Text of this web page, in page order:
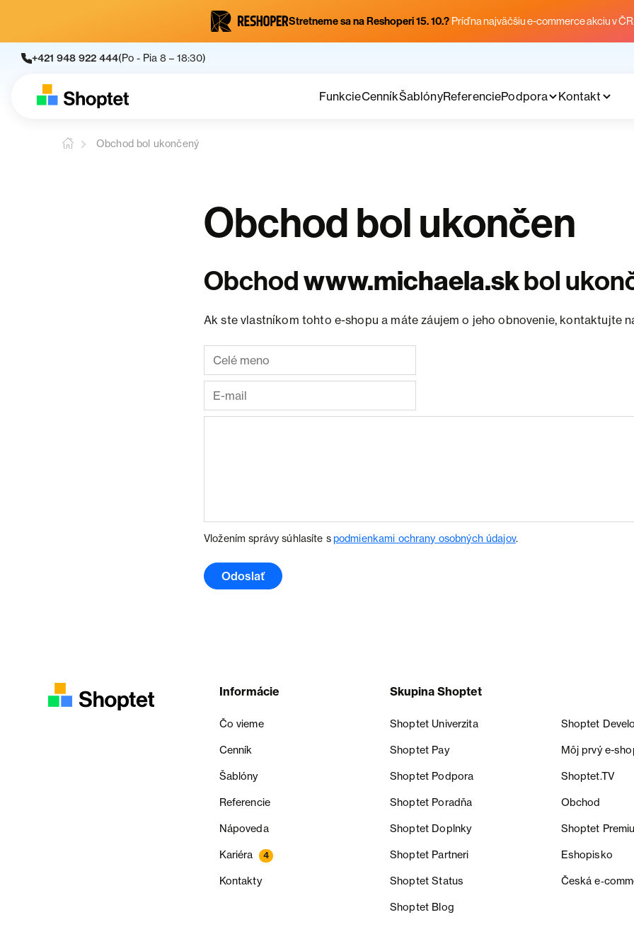
Stretneme sa na Reshoperi 15. 10.? Príď na najväčšiu e-commerce akciu v
+421 948 922 444(Po - Pia 8 – 18:30)
FunkcieCenníkŠablónyReferenciePodpora Kontakt
Obchod bol ukončený
Obchod bol ukončen
Obchodwww.michaela.skbol
Ak ste vlastníkom tohto e-shopu a máte záujem o jeho obnovenie, kontaktujte
Vložením správy súhlasíte spodmienkami ochrany osobných údajov.
Odoslať
Informácie
Čo vieme
Cenník
Šablóny
Referencie
Nápoveda
Kariéra 4
Kontakty
Skupina Shoptet
Shoptet Univerzita Shoptet
Shoptet Pay Môj prvý e-
Shoptet Podpora Shoptet.TV
Shoptet Poradňa Obchod
Shoptet Doplnky Shoptet
Shoptet Partneri Eshopisko
Shoptet Status Česká
Shoptet Blog